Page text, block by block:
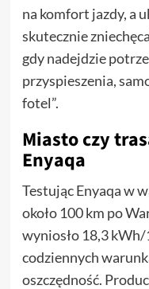
na komfort jazdy, a
skutecznie
gdy nadejdzie
przyspieszenia,
fotel”.
Miasto czy
Enyaqa
Testując Enyaqa w
około 100 km po
wyniosło 18,3
codziennych
oszczędność.